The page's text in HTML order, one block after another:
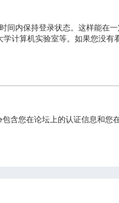
间内保持登录状态。这样能在
计算机实验室等。如果您没有
含您在论坛上的认证信息和